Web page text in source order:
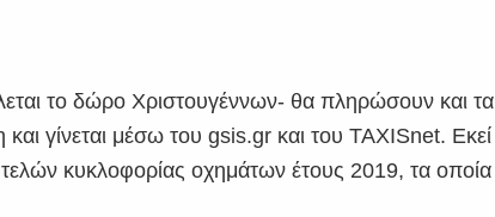
το δώρο Χριστουγέννων- θα πληρώσουν και τα
και γίνεται μέσω του gsis.gr και του TAXISnet. Εκεί
τελών κυκλοφορίας οχημάτων έτους 2019, τα οποία